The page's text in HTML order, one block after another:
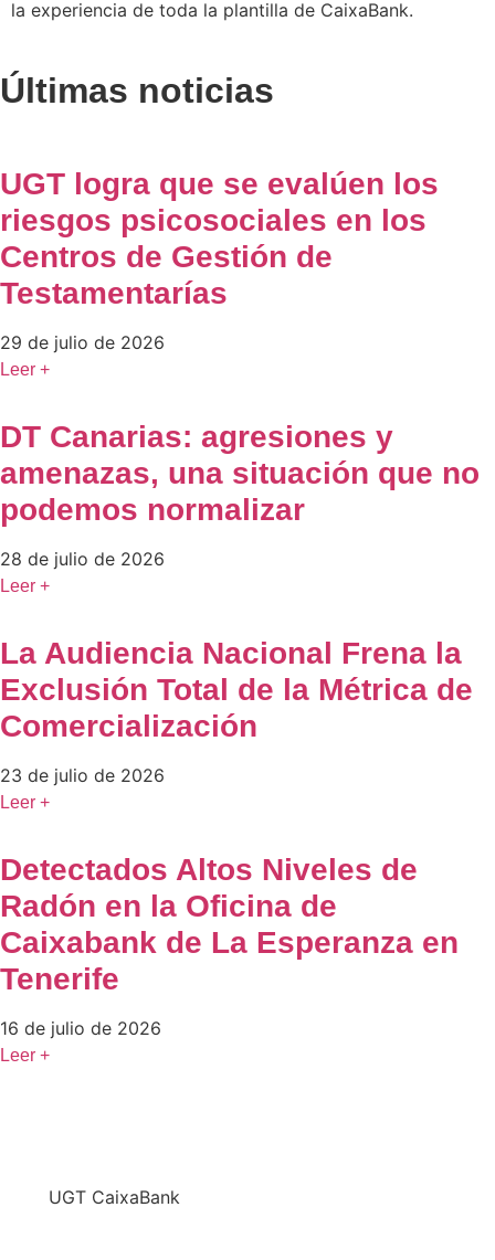
la experiencia de toda la plantilla de CaixaBank.
Últimas noticias
UGT logra que se evalúen los
riesgos psicosociales en los
Centros de Gestión de
Testamentarías
29 de julio de 2026
Leer +
DT Canarias: agresiones y
amenazas, una situación que no
podemos normalizar
28 de julio de 2026
Leer +
La Audiencia Nacional Frena la
Exclusión Total de la Métrica de
Comercialización
23 de julio de 2026
Leer +
Detectados Altos Niveles de
Radón en la Oficina de
Caixabank de La Esperanza en
Tenerife
16 de julio de 2026
Leer +
UGT CaixaBank